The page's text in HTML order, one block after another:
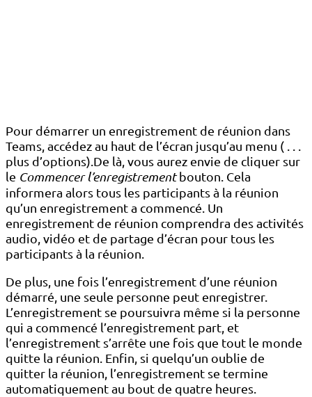
Pour démarrer un enregistrement de réunion dans
Teams, accédez au haut de l’écran jusqu’au menu ( . . .
plus d’options).De là, vous aurez envie de cliquer sur
le Commencer l’enregistrementbouton. Cela
informera alors tous les participants à la réunion
qu’un enregistrement a commencé. Un
enregistrement de réunion comprendra des activités
audio, vidéo et de partage d’écran pour tous les
participants à la réunion.
De plus, une fois l’enregistrement d’une réunion
démarré, une seule personne peut enregistrer.
L’enregistrement se poursuivra même si la personne
qui a commencé l’enregistrement part, et
l’enregistrement s’arrête une fois que tout le monde
quitte la réunion. Enfin, si quelqu’un oublie de
quitter la réunion, l’enregistrement se termine
automatiquement au bout de quatre heures.